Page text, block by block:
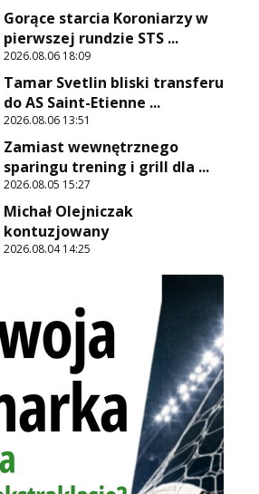
Gorące starcia Koroniarzy w
pierwszej rundzie STS ...
2026.08.06 18:09
Tamar Svetlin bliski transferu
do AS Saint-Etienne ...
2026.08.06 13:51
Zamiast wewnętrznego
sparingu trening i grill dla ...
2026.08.05 15:27
Michał Olejniczak
kontuzjowany
2026.08.04 14:25